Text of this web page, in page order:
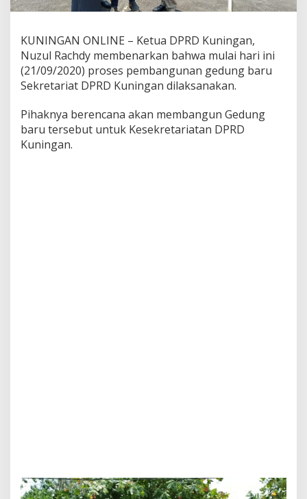
KUNINGAN ONLINE – Ketua DPRD Kuningan,
Nuzul Rachdy membenarkan bahwa mulai hari ini
(21/09/2020) proses pembangunan gedung baru
Sekretariat DPRD Kuningan dilaksanakan.
Pihaknya berencana akan membangun Gedung
baru tersebut untuk Kesekretariatan DPRD
Kuningan.